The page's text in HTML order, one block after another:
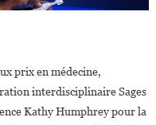
prix en médecine,
interdisciplinaire Sages
Kathy Humphrey pour la